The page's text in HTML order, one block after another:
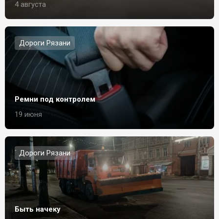
4 августа
Дороги Рязани
Ремни под контролем
19 июня
Дороги Рязани
Быть начеку